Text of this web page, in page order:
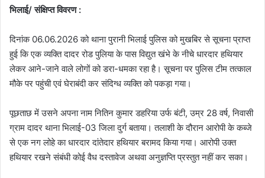
भिलाई/ संक्षिप्त विवरण :
दिनांक 06.06.2026 को थाना पुरानी भिलाई पुलिस को मुखबिर से सूचना प्राप्त
हुई कि एक व्यक्ति दादर रोड पुलिया के पास विद्युत खंभे के नीचे धारदार हथियार
लेकर आने-जाने वाले लोगों को डरा-धमका रहा है। सूचना पर पुलिस टीम तत्काल
मौके पर पहुंची एवं घेराबंदी कर संदिग्ध व्यक्ति को पकड़ा गया।
पूछताछ में उसने अपना नाम नितिन कुमार डहरिया उर्फ बंटी, उम्र 28 वर्ष, निवासी
ग्राम दादर थाना भिलाई-03 जिला दुर्ग बताया। तलाशी के दौरान आरोपी के कब्जे
से एक नग लोहे का धारदार दांतेदार हथियार बरामद किया गया। आरोपी उक्त
हथियार रखने संबंधी कोई वैध दस्तावेज अथवा अनुज्ञप्ति प्रस्तुत नहीं कर सका।